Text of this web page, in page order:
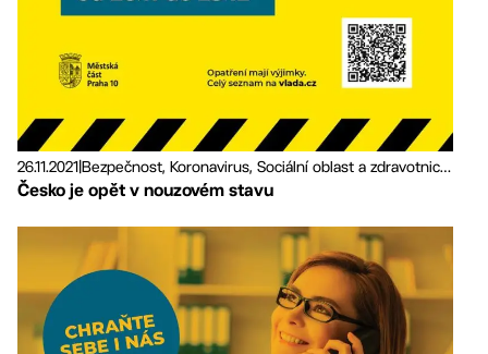
26.11.2021 Bezpečnost, Koronavirus, Sociální oblast a zdravotnictví
Česko je opět v nouzovém stavu